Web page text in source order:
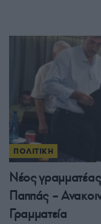
ΠΟΛΙΤΙΚΗ
Νέος
Παππάς –
Γραμματεία